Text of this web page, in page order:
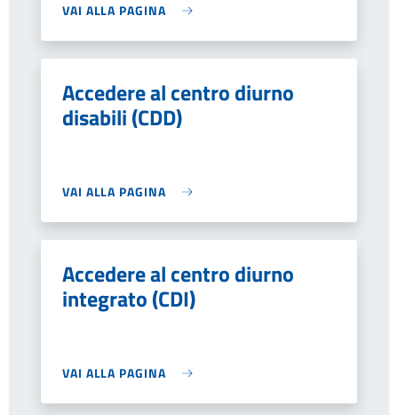
VAI ALLA PAGINA
Accedere al centro diurno
disabili (CDD)
VAI ALLA PAGINA
Accedere al centro diurno
integrato (CDI)
VAI ALLA PAGINA